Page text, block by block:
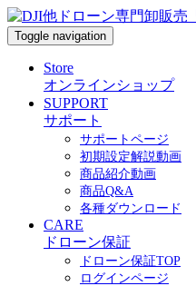
Toggle navigation
Store
オンラインショップ
SUPPORT
サポート
サポートページ
初期設定解説動画
商品紹介動画
商品Q&A
各種ダウンロード
CARE
ドローン保証
ドローン保証TOP
ログインページ